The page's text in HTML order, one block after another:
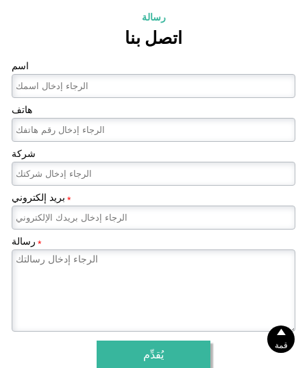
رسالة
اتصل بنا
اسم
هاتف
شركة
بريد إلكتروني *
رسالة *
يُقدِّم

قمة